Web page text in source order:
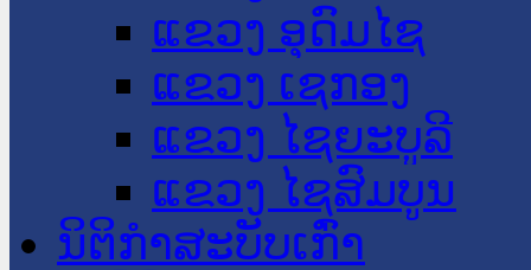
ແຂວງ ອຸດົມໄຊ
ແຂວງ ເຊກອງ
ແຂວງ ໄຊຍະບູລີ
ແຂວງ ໄຊສົມບູນ
ນິຕິກໍາສະບັບເກົ່າ